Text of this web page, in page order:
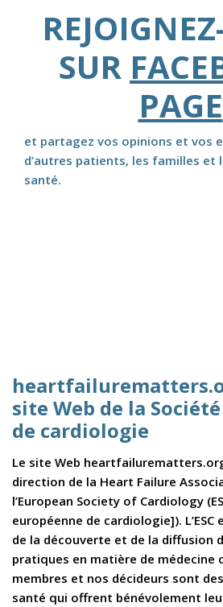
SUR
PAGE
et partagez vos opinions et vos
d’autres patients, les familles et
santé.
site Web de la
de cardiologie
Le site Web
direction de la Heart Failure
l’European Society of Cardiology
européenne de cardiologie]).
de la découverte et de la diffusion
pratiques en matière de médecine
membres et nos décideurs sont
santé qui offrent bénévolement